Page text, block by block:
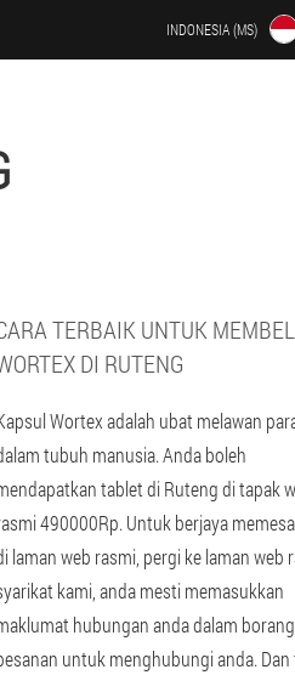
INDONESIA (MS)
TERBAIK UNTUK
DI RUTENG
Wortex adalah ubat melawan
tubuh manusia. Anda boleh
tablet di Ruteng di tapak
490000Rp. Untuk berjaya
laman web rasmi, pergi ke laman web
kami, anda mesti memasukkan
hubungan anda dalam borang
untuk menghubungi anda. Dan